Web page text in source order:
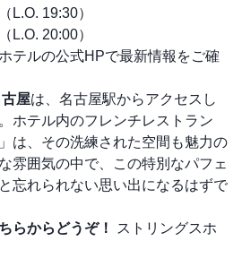
L.O. 19:30）
L.O. 20:00）
テルの公式HPで最新情報をご確
屋は、名古屋駅からアクセスし
ホテル内のフレンチレストラン
は、その洗練された空間も魅力の
雰囲気の中で、この特別なパフェ
忘れられない思い出になるはずで
らからどうぞ！
ストリングスホ